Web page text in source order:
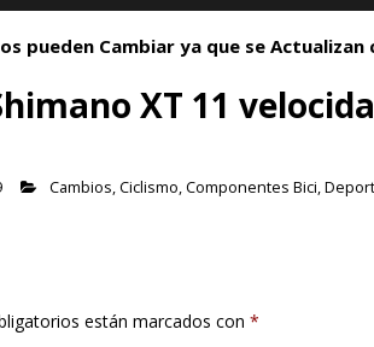
pueden Cambiar ya que se Actualizan
XT 11
Cambios,Ciclismo,Componentes Bici,
están marcados con *